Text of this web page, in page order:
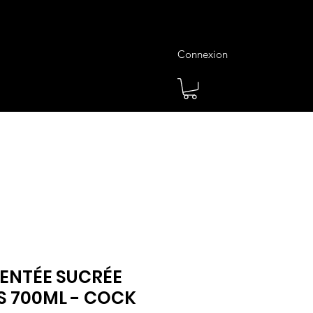
Connexion
SUCRÉE
700ML - COCK